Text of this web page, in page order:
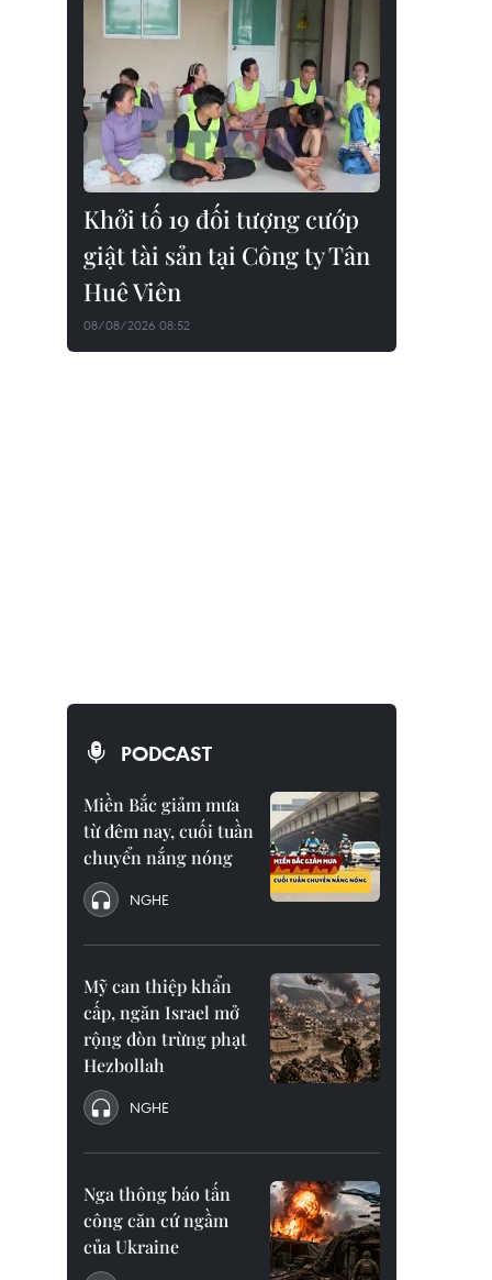
Khởi tố 19 đối tượng cướp
giật tài sản tại Công ty Tân
Huê Viên
08/08/2026 08:52
PODCAST
Miền Bắc giảm mưa
từ đêm nay, cuối tuần
chuyển nắng nóng
NGHE
Mỹ can thiệp khẩn
cấp, ngăn Israel mở
rộng đòn trừng phạt
Hezbollah
NGHE
Nga thông báo tấn
công căn cứ ngầm
của Ukraine